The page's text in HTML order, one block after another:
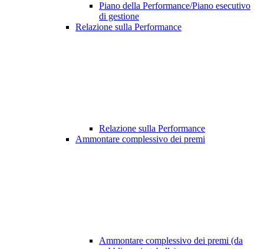
Piano della Performance/Piano esecutivo
di gestione
Relazione sulla Performance
Relazione sulla Performance
Ammontare complessivo dei premi
Ammontare complessivo dei premi (da